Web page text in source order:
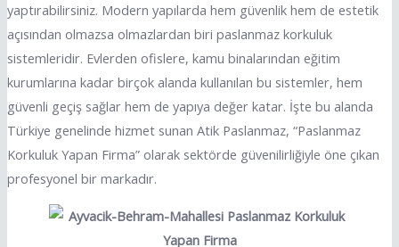
yaptırabilirsiniz. Modern yapılarda hem güvenlik hem de estetik
açısından olmazsa olmazlardan biri paslanmaz korkuluk
sistemleridir. Evlerden ofislere, kamu binalarından eğitim
kurumlarına kadar birçok alanda kullanılan bu sistemler, hem
güvenli geçiş sağlar hem de yapıya değer katar. İşte bu alanda
Türkiye genelinde hizmet sunan Atik Paslanmaz, “Paslanmaz
Korkuluk Yapan Firma” olarak sektörde güvenilirliğiyle öne çıkan
profesyonel bir markadır.